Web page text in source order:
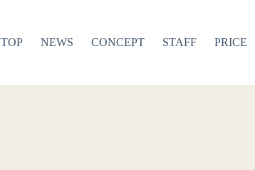
TOP NEWS CONCEPT STAFF PRICE